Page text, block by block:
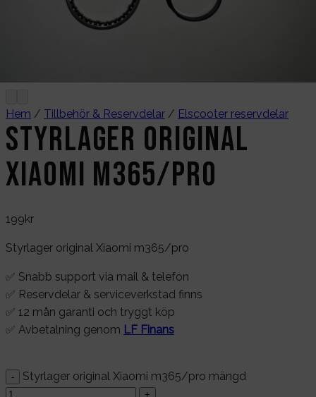
Hem / Tillbehör & Reservdelar / Elscooter reservdelar
Styrlager original
Xiaomi m365/pro
199kr
Styrlager original Xiaomi m365/pro
✅ Snabb support via mail & telefon
✅ Reservdelar & serviceverkstad finns
✅ 12 mån garanti och tryggt köp
✅ Avbetalning genom LF Finans
Styrlager original Xiaomi m365/pro mängd